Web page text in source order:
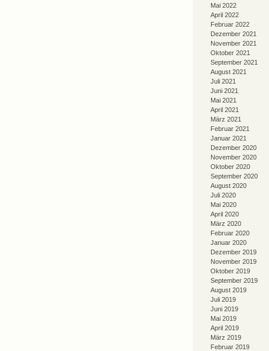
Mai 2022
April 2022
Februar 2022
Dezember 2021
November 2021
Oktober 2021
September 2021
August 2021
Juli 2021
Juni 2021
Mai 2021
April 2021
März 2021
Februar 2021
Januar 2021
Dezember 2020
November 2020
Oktober 2020
September 2020
August 2020
Juli 2020
Mai 2020
April 2020
März 2020
Februar 2020
Januar 2020
Dezember 2019
November 2019
Oktober 2019
September 2019
August 2019
Juli 2019
Juni 2019
Mai 2019
April 2019
März 2019
Februar 2019